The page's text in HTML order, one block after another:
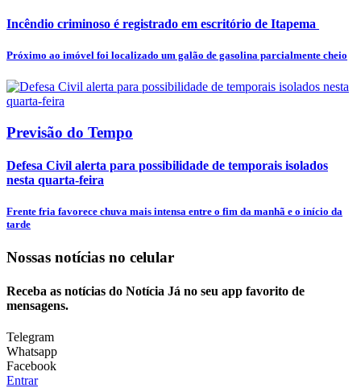
Incêndio criminoso é registrado em escritório de Itapema
Próximo ao imóvel foi localizado um galão de gasolina parcialmente cheio
Previsão do Tempo
Defesa Civil alerta para possibilidade de temporais isolados
nesta quarta-feira
Frente fria favorece chuva mais intensa entre o fim da manhã e o início da
tarde
Nossas notícias no celular
Receba as notícias do Notícia Já no seu app favorito de
mensagens.
Telegram
Whatsapp
Facebook
Entrar